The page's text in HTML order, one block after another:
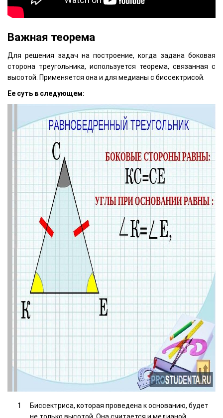
Важная теорема
Для решения задач на построение, когда задана боковая
сторона треугольника, используется теорема, связанная с
высотой. Применяется она и для медианы с биссектрисой.
Ее суть в следующем:
Биссектриса, которая проведена к основанию, будет